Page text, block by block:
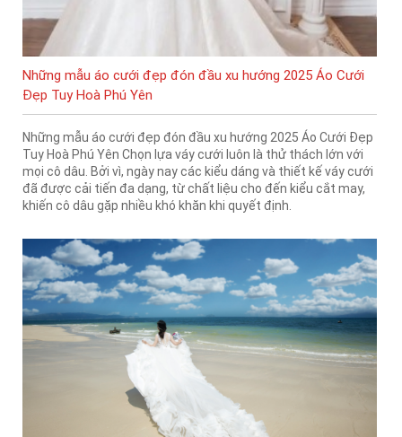
Những mẫu áo cưới đẹp đón đầu xu hướng 2025 Áo Cưới
Đẹp Tuy Hoà Phú Yên
Những mẫu áo cưới đẹp đón đầu xu hướng 2025 Áo Cưới Đẹp
Tuy Hoà Phú Yên Chọn lựa váy cưới luôn là thử thách lớn với
mọi cô dâu. Bởi vì, ngày nay các kiểu dáng và thiết kế váy cưới
đã được cải tiến đa dạng, từ chất liệu cho đến kiểu cắt may,
khiến cô dâu gặp nhiều khó khăn khi quyết định.